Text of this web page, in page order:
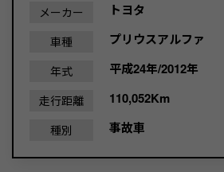
メーカー トヨタ
車種 プリウスアルファ
年式 平成24年/2012年
走行距離 110,052Km
種別 事故車